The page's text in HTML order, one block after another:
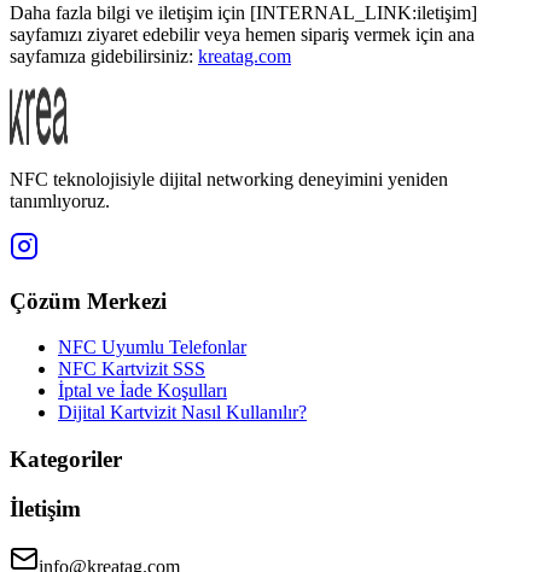
Daha fazla bilgi ve iletişim için [INTERNAL_LINK:iletişim]
sayfamızı ziyaret edebilir veya hemen sipariş vermek için ana
sayfamıza gidebilirsiniz: kreatag.com
NFC teknolojisiyle dijital networking deneyimini yeniden
tanımlıyoruz.
Çözüm Merkezi
NFC Uyumlu Telefonlar
NFC Kartvizit SSS
İptal ve İade Koşulları
Dijital Kartvizit Nasıl Kullanılır?
Kategoriler
İletişim
info@kreatag.com